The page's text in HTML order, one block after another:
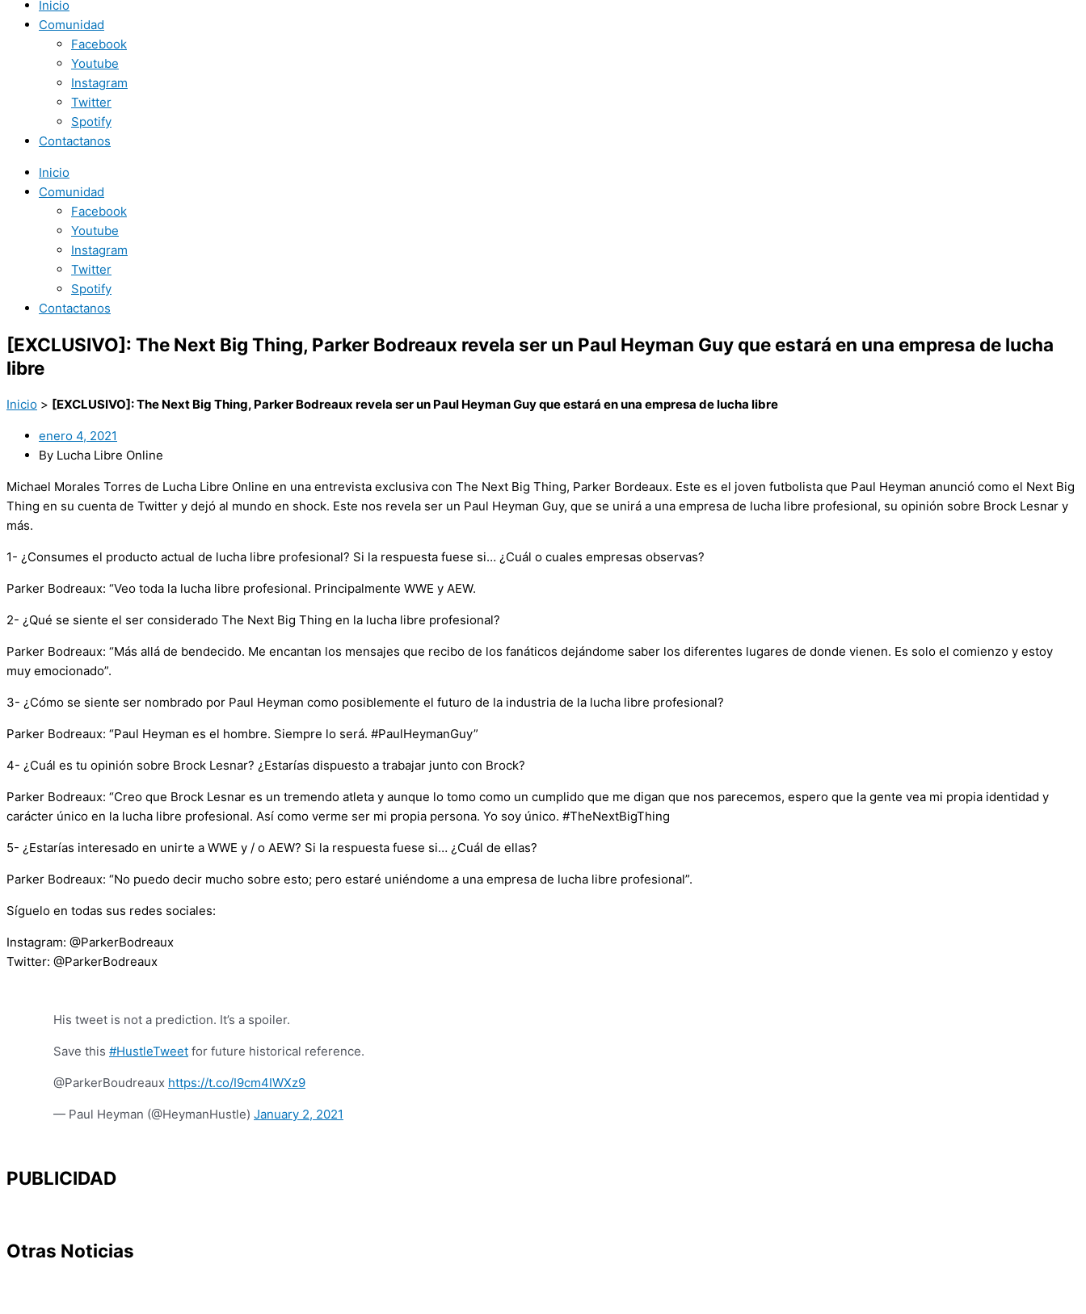
Inicio
Comunidad
Facebook
Youtube
Instagram
Twitter
Spotify
Contactanos
Inicio
Comunidad
Facebook
Youtube
Instagram
Twitter
Spotify
Contactanos
[EXCLUSIVO]: The Next Big Thing, Parker Bodreaux revela ser un Paul Heyman Guy que estará en una empresa de lucha
libre
Inicio > [EXCLUSIVO]: The Next Big Thing, Parker Bodreaux revela ser un Paul Heyman Guy que estará en una empresa de lucha libre
enero 4, 2021
By Lucha Libre Online
Michael Morales Torres de Lucha Libre Online en una entrevista exclusiva con The Next Big Thing, Parker Bordeaux. Este es el joven futbolista que Paul Heyman anunció como el Next Big
Thing en su cuenta de Twitter y dejó al mundo en shock. Este nos revela ser un Paul Heyman Guy, que se unirá a una empresa de lucha libre profesional, su opinión sobre Brock Lesnar y
más.
1- ¿Consumes el producto actual de lucha libre profesional? Si la respuesta fuese si… ¿Cuál o cuales empresas observas?
Parker Bodreaux: “Veo toda la lucha libre profesional. Principalmente WWE y AEW.
2- ¿Qué se siente el ser considerado The Next Big Thing en la lucha libre profesional?
Parker Bodreaux: “Más allá de bendecido. Me encantan los mensajes que recibo de los fanáticos dejándome saber los diferentes lugares de donde vienen. Es solo el comienzo y estoy
muy emocionado”.
3- ¿Cómo se siente ser nombrado por Paul Heyman como posiblemente el futuro de la industria de la lucha libre profesional?
Parker Bodreaux: “Paul Heyman es el hombre. Siempre lo será. #PaulHeymanGuy”
4- ¿Cuál es tu opinión sobre Brock Lesnar? ¿Estarías dispuesto a trabajar junto con Brock?
Parker Bodreaux: “Creo que Brock Lesnar es un tremendo atleta y aunque lo tomo como un cumplido que me digan que nos parecemos, espero que la gente vea mi propia identidad y
carácter único en la lucha libre profesional. Así como verme ser mi propia persona. Yo soy único. #TheNextBigThing
5- ¿Estarías interesado en unirte a WWE y / o AEW? Si la respuesta fuese si… ¿Cuál de ellas?
Parker Bodreaux: “No puedo decir mucho sobre esto; pero estaré uniéndome a una empresa de lucha libre profesional”.
Síguelo en todas sus redes sociales:
Instagram: @ParkerBodreaux
Twitter: @ParkerBodreaux
His tweet is not a prediction. It’s a spoiler.
Save this #HustleTweet for future historical reference.
@ParkerBoudreaux https://t.co/I9cm4IWXz9
— Paul Heyman (@HeymanHustle) January 2, 2021
PUBLICIDAD
Otras Noticias